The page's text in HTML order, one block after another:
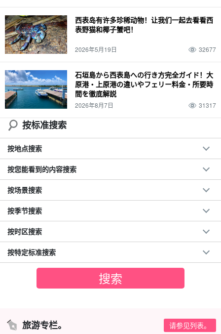
西表岛有许多珍稀动物！让我们一起去看看西
表野猫和椰子蟹吧！
2026年5月19日 32677
石垣島から西表島への行き方完全ガイド！大
原港・上原港の違いやフェリー料金・所要時
間を徹底解説
2026年8月7日 31317
按标准搜索
按地点搜索
按您能看到的内容搜索
按场景搜索
按季节搜索
按时区搜索
按特定标准搜索
旅游专栏。 请参见列表。